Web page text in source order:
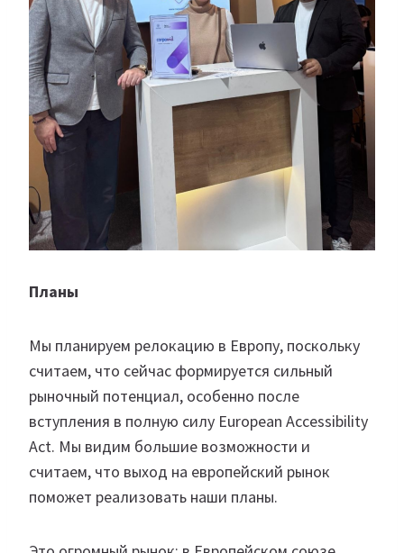
Планы
Мы планируем релокацию в Европу, поскольку
считаем, что сейчас формируется сильный
рыночный потенциал, особенно после
вступления в полную силу European Accessibility
Act. Мы видим большие возможности и
считаем, что выход на европейский рынок
поможет реализовать наши планы.